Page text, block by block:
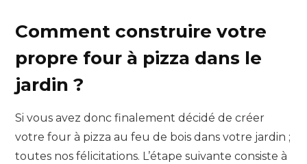
Comment construire votre
propre four à pizza dans le
jardin ?
Si vous avez donc finalement décidé de créer
votre four à pizza au feu de bois dans votre jardin ;
toutes nos félicitations. L’étape suivante consiste à